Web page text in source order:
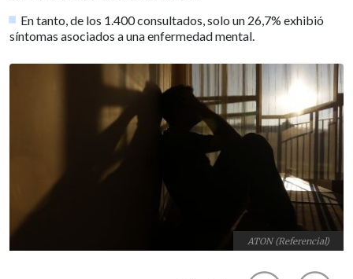
En tanto, de los 1.400 consultados, solo un 26,7% exhibió
síntomas asociados a una enfermedad mental.
ATON (Referencial)